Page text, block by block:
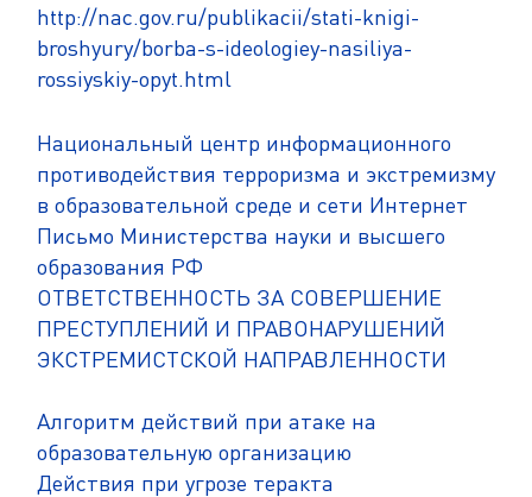
http://nac.gov.ru/publikacii/stati-knigi-
broshyury/borba-s-ideologiey-nasiliya-
rossiyskiy-opyt.html
Национальный центр информационного
противодействия терроризма и экстремизму
в образовательной среде и сети Интернет
Письмо Министерства науки и высшего
образования РФ
ОТВЕТСТВЕННОСТЬ ЗА СОВЕРШЕНИЕ
ПРЕСТУПЛЕНИЙ И ПРАВОНАРУШЕНИЙ
ЭКСТРЕМИСТСКОЙ НАПРАВЛЕННОСТИ
Алгоритм действий при атаке на
образовательную организацию
Действия при угрозе теракта